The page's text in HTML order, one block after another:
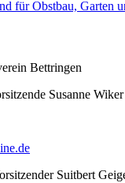
Bettringen
Susanne Wiker
Suitbert